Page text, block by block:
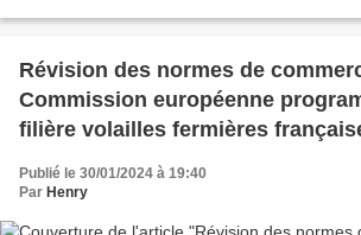
Révision des normes de
Commission européenne
filière volailles fermières
Publié le 30/01/2024 à 19:40
Par Henry